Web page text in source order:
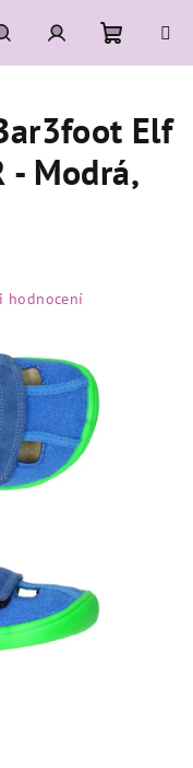
HledatPřihlášeníNákupní
košíkElf
- Modrá,
hodnocení